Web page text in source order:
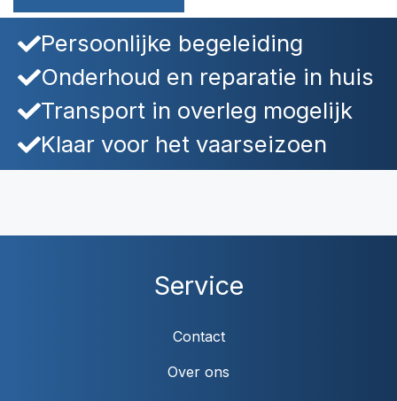
Persoonlijke begeleiding
Onderhoud en reparatie in huis
Transport in overleg mogelijk
Klaar voor het vaarseizoen
Service
Contact
Over ons